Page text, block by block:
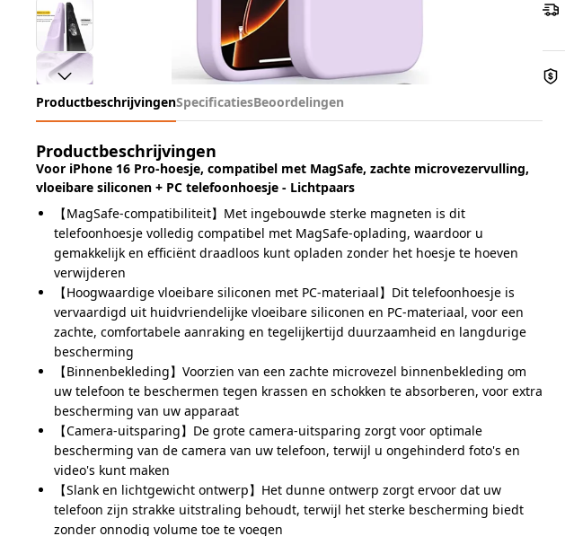
ProductbeschrijvingenSpecificatiesBeoordelingen
Productbeschrijvingen
Voor iPhone 16 Pro-hoesje, compatibel met MagSafe, zachte microvezervulling,
vloeibare siliconen + PC telefoonhoesje - Lichtpaars
【MagSafe-compatibiliteit】Met ingebouwde sterke magneten is dit
telefoonhoesje volledig compatibel met MagSafe-oplading, waardoor u
gemakkelijk en efficiënt draadloos kunt opladen zonder het hoesje te hoeven
verwijderen
【Hoogwaardige vloeibare siliconen met PC-materiaal】Dit telefoonhoesje is
vervaardigd uit huidvriendelijke vloeibare siliconen en PC-materiaal, voor een
zachte, comfortabele aanraking en tegelijkertijd duurzaamheid en langdurige
bescherming
【Binnenbekleding】Voorzien van een zachte microvezel binnenbekleding om
uw telefoon te beschermen tegen krassen en schokken te absorberen, voor extra
bescherming van uw apparaat
【Camera-uitsparing】De grote camera-uitsparing zorgt voor optimale
bescherming van de camera van uw telefoon, terwijl u ongehinderd foto's en
video's kunt maken
【Slank en lichtgewicht ontwerp】Het dunne ontwerp zorgt ervoor dat uw
telefoon zijn strakke uitstraling behoudt, terwijl het sterke bescherming biedt
zonder onnodig volume toe te voegen